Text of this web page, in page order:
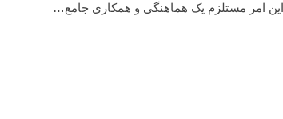
این امر مستلزم یک هماهنگی و همکاری جامع…